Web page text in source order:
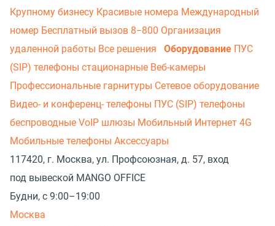
Крупному бизнесу Красивые номера Международный
номер Бесплатный вызов 8−800 Организация
удаленной работы Все решения Оборудование ПУС
(SIP) телефоны стационарные Веб-камеры
Профессиональные гарнитуры Сетевое оборудование
Видео- и конференц- телефоны ПУС (SIP) телефоны
беспроводные VoIP шлюзы Мобильный Интернет 4G
Мобильные телефоны Аксессуары
117420, г. Москва, ул. Профсоюзная, д. 57, вход
под вывеской MANGO OFFICE
Будни, с 9:00–19:00
Москва